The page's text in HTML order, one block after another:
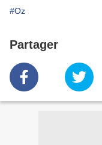
#Oz
Partager